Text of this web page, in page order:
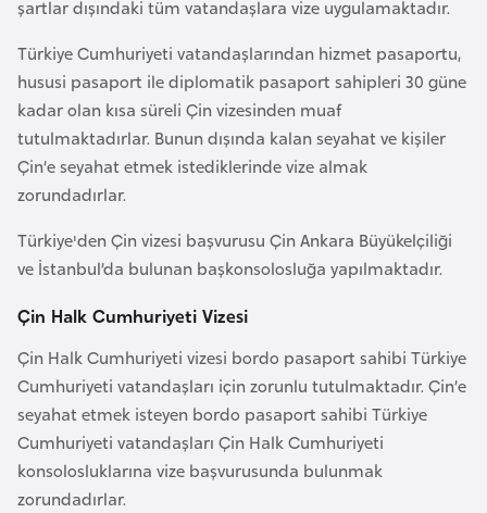
şartlar dışındaki tüm vatandaşlara vize uygulamaktadır.
Türkiye Cumhuriyeti vatandaşlarından hizmet pasaportu,
hususi pasaport ile diplomatik pasaport sahipleri 30 güne
kadar olan kısa süreli Çin vizesinden muaf
tutulmaktadırlar. Bunun dışında kalan seyahat ve kişiler
Çin’e seyahat etmek istediklerinde vize almak
zorundadırlar.
Türkiye'den Çin vizesi başvurusu Çin Ankara Büyükelçiliği
ve İstanbul’da bulunan başkonsolosluğa yapılmaktadır.
Çin Halk Cumhuriyeti Vizesi
Çin Halk Cumhuriyeti vizesi bordo pasaport sahibi Türkiye
Cumhuriyeti vatandaşları için zorunlu tutulmaktadır. Çin’e
seyahat etmek isteyen bordo pasaport sahibi Türkiye
Cumhuriyeti vatandaşları Çin Halk Cumhuriyeti
konsolosluklarına vize başvurusunda bulunmak
zorundadırlar.
a
d
e
ş
B
e
l
r
u
s
B
e
l